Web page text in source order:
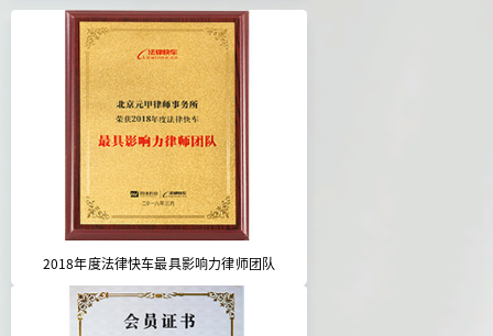
2018年度法律快车最具影响力律师团队